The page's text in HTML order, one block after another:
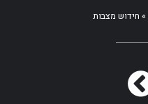
» חידוש מצבות